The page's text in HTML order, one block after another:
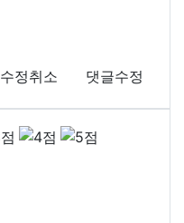
수정취소 댓글수정